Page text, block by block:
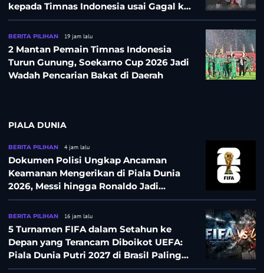
kepada Timnas Indonesia usai Gagal ke
Semifinal Piala AFF 2026
BERITA PILIHAN 19 jam lalu
2 Mantan Pemain Timnas Indonesia
Turun Gunung, Soekarno Cup 2026 Jadi
Wadah Pencarian Bakat di Daerah
PIALA DUNIA
BERITA PILIHAN 4 jam lalu
Dokumen Polisi Ungkap Ancaman
Keamanan Mengerikan di Piala Dunia
2026, Messi hingga Ronaldo Jadi
Sasaran
BERITA PILIHAN 16 jam lalu
5 Turnamen FIFA dalam Setahun ke
Depan yang Terancam Diboikot UEFA:
Piala Dunia Putri 2027 di Brasil Paling
Besar